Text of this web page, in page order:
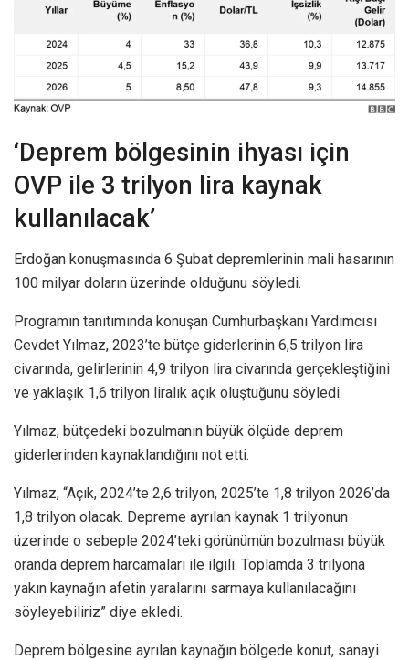
‘Deprem bölgesinin ihyası için
OVP ile 3 trilyon lira kaynak
kullanılacak’
Erdoğan konuşmasında 6 Şubat depremlerinin mali hasarının
100 milyar doların üzerinde olduğunu söyledi.
Programın tanıtımında konuşan Cumhurbaşkanı Yardımcısı
Cevdet Yılmaz, 2023’te bütçe giderlerinin 6,5 trilyon lira
civarında, gelirlerinin 4,9 trilyon lira civarında gerçekleştiğini
ve yaklaşık 1,6 trilyon liralık açık oluştuğunu söyledi.
Yılmaz, bütçedeki bozulmanın büyük ölçüde deprem
giderlerinden kaynaklandığını not etti.
Yılmaz, “Açık, 2024’te 2,6 trilyon, 2025’te 1,8 trilyon 2026’da
1,8 trilyon olacak. Depreme ayrılan kaynak 1 trilyonun
üzerinde o sebeple 2024’teki görünümün bozulması büyük
oranda deprem harcamaları ile ilgili. Toplamda 3 trilyona
yakın kaynağın afetin yaralarını sarmaya kullanılacağını
söyleyebiliriz” diye ekledi.
Deprem bölgesine ayrılan kaynağın bölgede konut, sanayi